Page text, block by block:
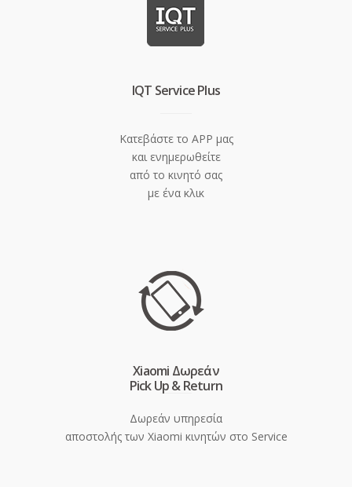
IQT Service Plus
Κατεβάστε το APP μας
και ενημερωθείτε
από το κινητό σας
με ένα κλικ
Xiaomi Δωρεάν
Pick Up & Return
Δωρεάν υπηρεσία
αποστολής των Xiaomi κινητών στο Service